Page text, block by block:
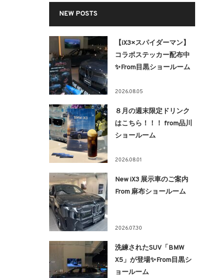
NEW POSTS
【iX3×スパイダーマン】
コラボステッカー配布中
✨From目黒ショールーム
2026.08.05
８月の週末限定ドリンク
はこちら！！！ from品川
ショールーム
2026.08.01
New iX3 展示車のご案内
From 麻布ショールーム
2026.07.30
洗練されたSUV「BMW
X5」が登場✨From目黒シ
ョールーム